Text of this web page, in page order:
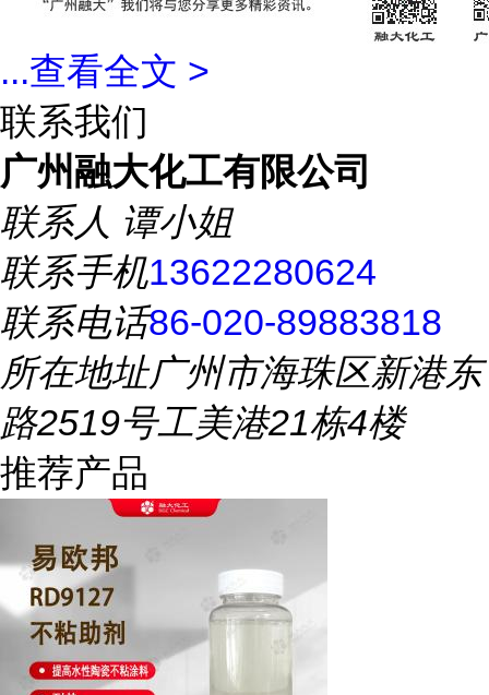
...查看全文 >
联系我们
广州融大化工有限公司
联系人 谭小姐
联系手机13622280624
联系电话86-020-89883818
所在地址广州市海珠区新港东
路2519号工美港21栋4楼
推荐产品